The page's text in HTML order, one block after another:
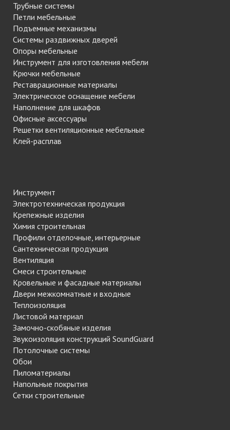
Трубные системы
Петли мебельные
Подъемные механизмы
Системы раздвижных дверей
Опоры мебельные
Инструмент для изготовления мебели
Крючки мебельные
Реставрационные материалы
Электрическое оснащение мебели
Наполнение для шкафов
Офисные аксессуары
Решетки вентиляционные мебельные
Клей-расплав
Инструмент
Электротехническая продукция
Крепежные изделия
Химия строительная
Профили отделочные, интерьерные
Сантехническая продукция
Вентиляция
Смеси строительные
Кровельные и фасадные материалы
Двери межкомнатные и входные
Теплоизоляция
Листовой материал
Замочно-скобяные изделия
Звукоизоляция конструкций SoundGuard
Потолочные системы
Обои
Пиломатериалы
Напольные покрытия
Сетки строительные